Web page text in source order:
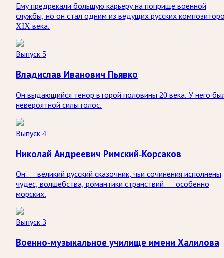
Ему предрекали большую карьеру на поприще военной
службы, но он стал одним из ведущих русских
XIX века.
Выпуск 5
Владислав Иванович Пьявко
Он выдающийся тенор второй половины 20 века. У него
невероятной силы голос.
Выпуск 4
Николай Андреевич Римский-Корсаков
Он — великий русский сказочник, чьи сочинения исполнены
чудес, волшебства, романтики странствий — особенно
морских.
Выпуск 3
Военно-музыкальное училище имени Халилова